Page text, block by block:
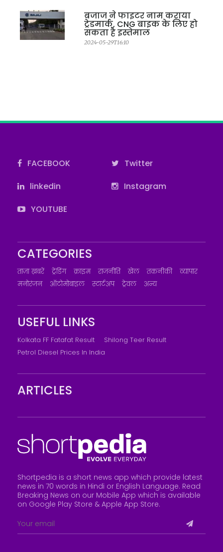
बजाज ने फाइटर नाम कराया
ट्रेडमार्क, CNG बाइक के लिए हो
सकता है इस्तेमाल
2024-05-29T16:10
FACEBOOK
Twitter
linkedin
Instagram
YOUTUBE
CATEGORIES
ताज़ा ख़बरें ट्रेंडिंग क्राइम राजनीति खेल तकनीकी
व्यापार
मनोरंजन
ऑटोमोबाइल स्टार्टअप ट्रेवल अन्य
USEFUL LINKS
Kolkata FF Fatafat Result
Shilong Teer Result
Petrol Diesel Prices In India
ARTICLES
Shortpedia is a short news app which provide latest
news in 70 words in Hindi or English Language. Read
Breaking News on our Mobile App which is available
on Google Play Store & Apple App Store.